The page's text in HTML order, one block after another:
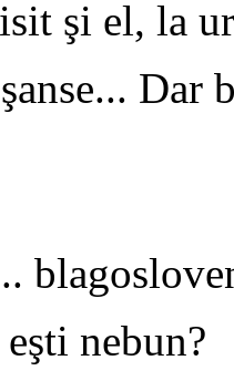
şi el, la
Dar
nebun?